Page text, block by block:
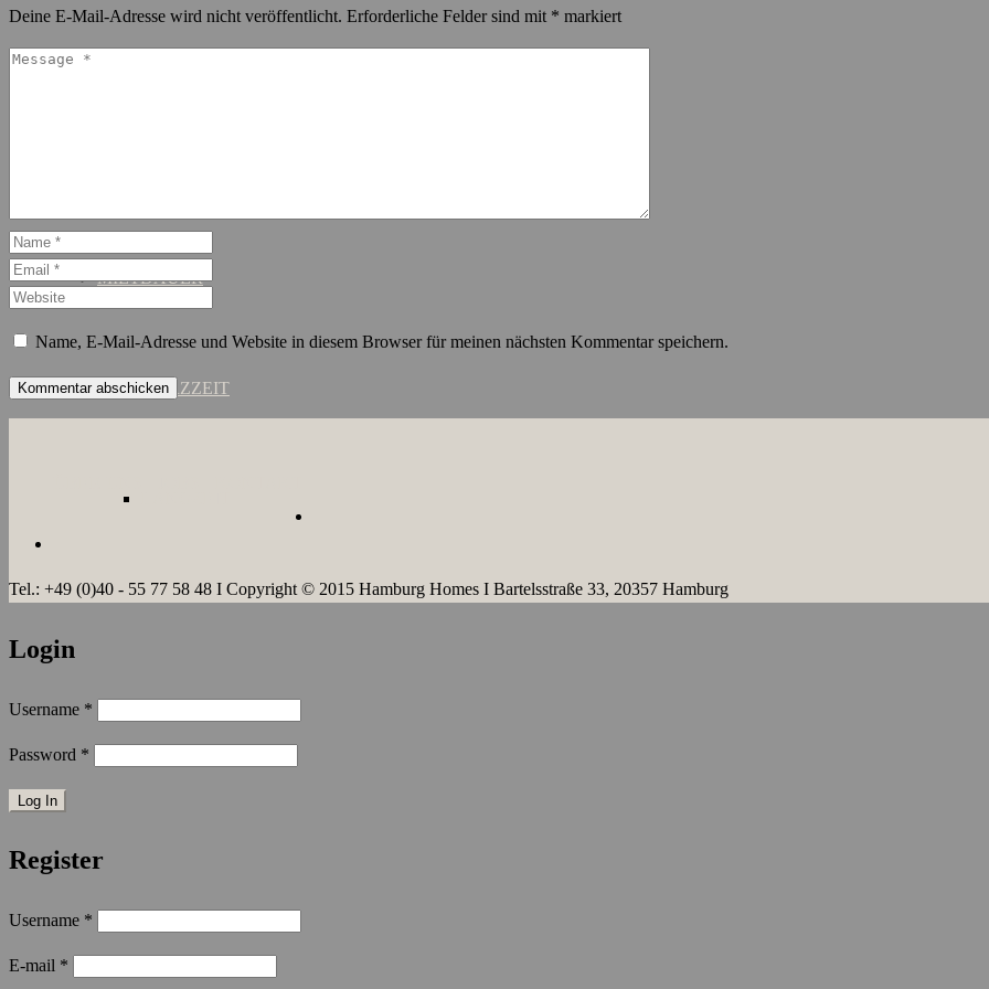
MIETDAUER
KURZZEIT
Deine E-Mail-Adresse wird nicht veröffentlicht. Erforderliche Felder sind mit * markiert
Name, E-Mail-Adresse und Website in diesem Browser für meinen nächsten Kommentar speichern.
Tel.: +49 (0)40 - 55 77 58 48 I Copyright © 2015 Hamburg Homes I Bartelsstraße 33, 20357 Hamburg
Login
Username *
Password *
Register
Username *
E-mail *